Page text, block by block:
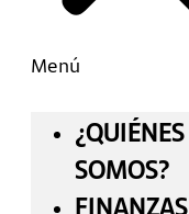
Menú
¿QUIÉNES
SOMOS?
FINANZAS